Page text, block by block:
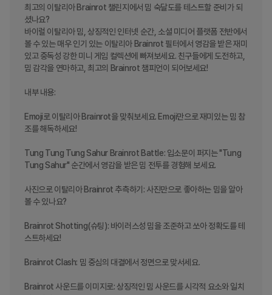
최고의 이탈리아 Brainrot 챌린지에서 밈 숙달도를 테스트할 준비가 되
셨나요?
바이럴 이탈리아 밈, 상징적인 인터넷 순간, 소셜 미디어 플랫폼 전반에서
볼 수 있는 매우 인기 있는 이탈리아 Brainrot 필터에서 영감을 받은 재미
있고 중독성 강한 미니 게임 컬렉션에 빠져보세요. 친구들에게 도전하고,
밈 감각을 연마하고, 최고의 Brainrot 챔피언이 되어보세요!
내부 내용:
Emoji로 이탈리아 Brainrot을 맞춰보세요. Emoji만으로 재미있는 밈 참
조를 해독하세요!
Tung Tung Tung Sahur Brainrot Battle: 입소문이 퍼지는 "Tung
Tung Sahur" 순간에서 영감을 받은 밈 전투를 경험해 보세요.
사진으로 이탈리아 Brainrot 추측하기: 사진만으로 좋아하는 밈을 알아
볼 수 있나요?
Brainrot Shotting(슈팅): 바이러스성 밈을 조준하고 쏘아 정확도를 테
스트하세요!
Brainrot Clash: 밈 중심의 대결에서 정면으로 맞서세요.
Brainrot 사운드를 이미지로: 상징적인 밈 사운드를 시각적 요소와 일치